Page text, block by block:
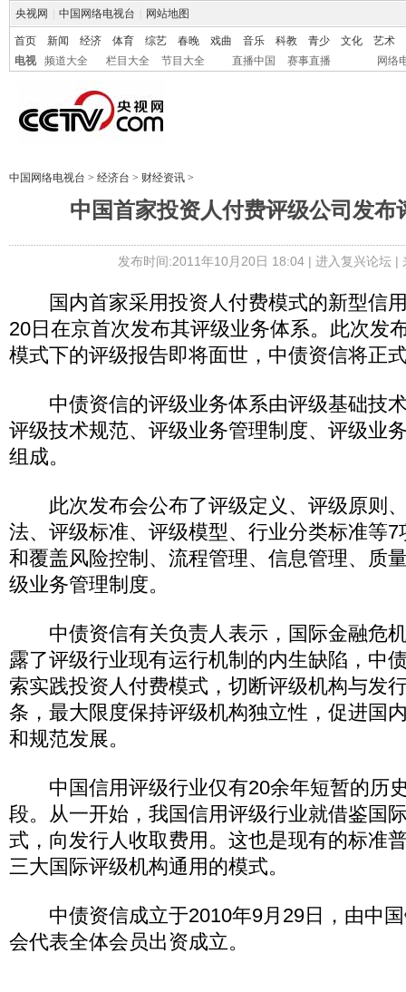
央视网 中国网络电视台 网站地图
首页 新闻 经济 体育 综艺 春晚 戏曲 音乐 科教 青少 文化
艺术
电视
频道大全 栏目大全 节目大全 直播中国 赛事直播 网络
中国网络电视台 > 经济台 > 财经资讯 >
中国首家投资人付费评级公司发布
发布时间:2011年10月20日 18:04 | 进入复兴论坛|
国内首家采用投资人付费模式的新型信
20日在京首次发布其评级业务体系。此次发
模式下的评级报告即将面世，中债资信将正
中债资信的评级业务体系由评级基础技
评级技术规范、评级业务管理制度、评级业
组成。
此次发布会公布了评级定义、评级原则
法、评级标准、评级模型、行业分类标准等
和覆盖风险控制、流程管理、信息管理、质
级业务管理制度。
中债资信有关负责人表示，国际金融危
露了评级行业现有运行机制的内生缺陷，中
索实践投资人付费模式，切断评级机构与发
条，最大限度保持评级机构独立性，促进国
和规范发展。
中国信用评级行业仅有20余年短暂的历
段。从一开始，我国信用评级行业就借鉴国
式，向发行人收取费用。这也是现有的标准
三大国际评级机构通用的模式。
中债资信成立于2010年9月29日，由中国
会代表全体会员出资成立。